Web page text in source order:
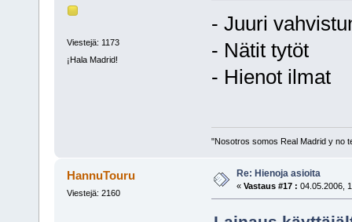
Viestejä: 1173
¡Hala Madrid!
- Juuri
- Nätit tytöt
- Hienot ilmat
"Nosotros somos Real Madrid y no
HannuTouru
Viestejä: 2160
Re: Hienoja asioita
« Vastaus #17 : 04.05.2006,